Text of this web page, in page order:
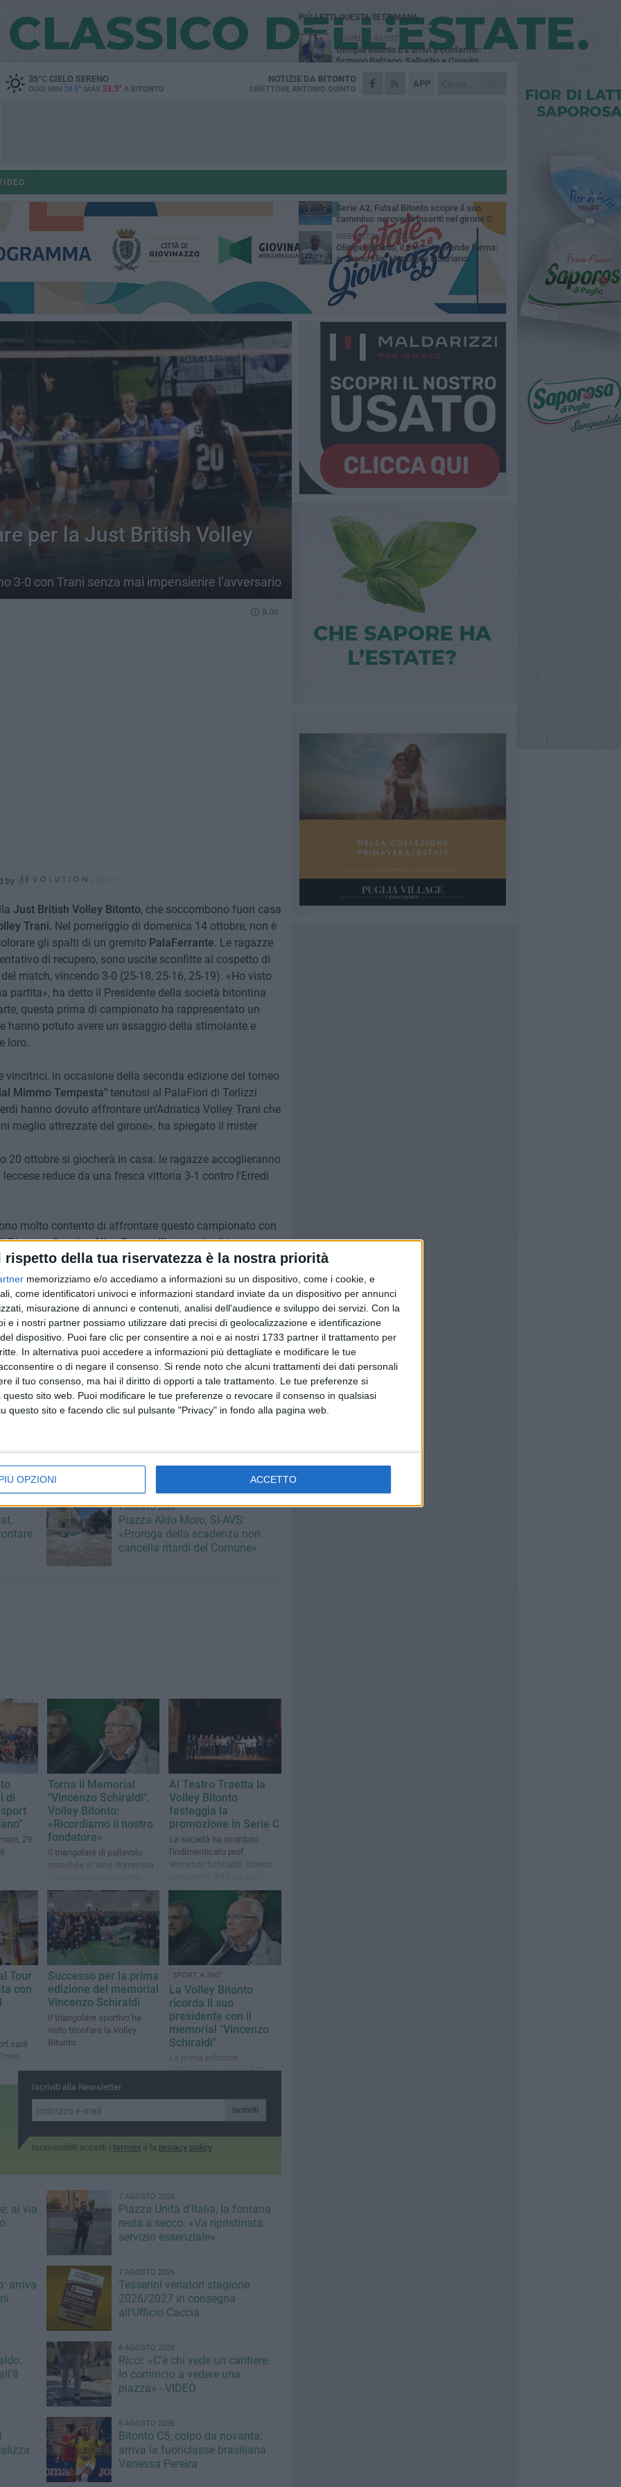
rispetto della tua riservatezza è la nostra priorità
memorizziamo e/o accediamo a informazioni su un dispositivo, come i cookie, e
come identificatori univoci e informazioni standard inviate da un dispositivo per annunci
misurazione di annunci e contenuti, analisi dell'audience e sviluppo dei servizi. Con la
e i nostri partner possiamo utilizzare dati precisi di geolocalizzazione e identificazione
dispositivo. Puoi fare clic per consentire a noi e ai nostri 1733 partner il trattamento per
In alternativa puoi accedere a informazioni più dettagliate e modificare le tue
o di negare il consenso. Si rende noto che alcuni trattamenti dei dati personali
il tuo consenso, ma hai il diritto di opporti a tale trattamento. Le tue preferenze si
sito web. Puoi modificare le tue preferenze o revocare il consenso in qualsiasi
questo sito e facendo clic sul pulsante "Privacy" in fondo alla pagina web.
OPZIONI ACCETTO
35°CCIELO SERENO
OGGI MIN 24.5° MAX 33.5° A BITONTO
APP
NOTIZIE DA BITONTO
DIRETTORE ANTONIO QUINTO
per la Just British Volley
3-0 con Trani senza mai impensierire l’avversario
8.06
by
Just British Volley Bitonto, che soccombono fuori casa
Trani. Nel pomeriggio di domenica 14 ottobre, non è
gli spalti di un gremito PalaFerrante. Le ragazze
di recupero, sono uscite sconfitte al cospetto di
match, vincendo 3-0 (25-18, 25-16, 25-19). «Ho visto
partita», ha detto il Presidente della società bitontina
questa prima di campionato ha rappresentato un
hanno potuto avere un assaggio della stimolante e
loro.
in occasione della seconda edizione del torneo
Mimmo Tempesta"tenutosi al PalaFiori di Terlizzi
hanno dovuto affrontare un'Adriatica Volley Trani che
meglio attrezzate del girone», ha spiegato il mister
ottobre si giocherà in casa: le ragazze accoglieranno
reduce da una fresca vittoria 3-1 contro l'Erredi
molto contento di affrontare questo campionato con
Direttore SportivoNico Sasanellie tutta la dirigenza per
di dover affrontare una stagione sportiva difficile e
attrezzate. Dal canto nostro abbiamo fatto un'ottima
lo scheletro che tanto ha fatto bene la scorsa
compongono la delle nostre atlete», come racconta il
dal capitanoIlaria Gala, le riconfermeMarianna
Alessia Minenna, Rossella Labiancae i nuovi
Giacoma Gassi, Fabiola Gambacorta, Marina Cormio
di guardare partita dopo partita, consapevoli delle
resta sempre la stessa: giocare per vincere».
7 AGOSTO 2026
Piazza Aldo Moro, SI-AVS:
«Proroga della scadenza non
cancella ritardi del Comune»
di
29
Torna il Memorial
"Vincenzo Schiraldi".
Volley Bitonto:
«Ricordiamo il nostro
fondatore»
Il triangolare di pallavolo
maschile si terrà domenica
dell'I.C. "Modugno -
Rutigliano - Rogadeo"
Al Teatro Traetta la
Volley Bitonto
festeggia la
promozione in Serie C
La società ha ricordato
l'indimenticato prof.
Vincenzo Schiraldi, storico
Tour
con
sarà
Successo per la prima
edizione del memorial
Vincenzo Schiraldi
Il triangolare sportivo ha
visto trionfare la Volley
Bitonto
SPORT A 360°
La Volley Bitonto
ricorda il suo
presidente con il
memorial "Vincenzo
Schiraldi"
La prima edizione
dell'iniziativa si terrà il 28
Rutigliano-Rogadeo”
Iscriviti alla Newsletter
Iscriviti
Iscrivendoti accetti i termini e la privacy policy
al via
7 AGOSTO 2026
Piazza Unità d'Italia, la fontana
resta a secco. «Va ripristinata:
servizio essenziale»
arriva
7 AGOSTO 2026
Tesserini venatori stagione
2026/2027 in consegna
all’Ufficio Caccia
6 AGOSTO 2026
Ricci: «C'è chi vede un cantiere.
Io comincio a vedere una
piazza» - VIDEO
6 AGOSTO 2026
Bitonto C5, colpo da novanta:
arriva la fuoriclasse brasiliana
Vanessa Pereira
PIÙ LETTI QUESTA SETTIMANA
GIOVEDÌ 6 AGOSTO
Olimpia Bitonto tra arrivi e conferme:
firmano Balzano, Sallustio e Cannito
LUNEDÌ 3 AGOSTO
Bitonto C5, mercato senza sosta: arriva
Bitonto C5, colpo da novanta: arriva la
GIOVEDÌ 6 AGOSTO
Serie A2, Futsal Bitonto scopre il suo
cammino: neroverdi inseriti nel girone C
MERCOLEDÌ 29 LUGLIO
Olimpia Bitonto, il mercato prende forma:
arrivano Elia, Montagna e Suriano